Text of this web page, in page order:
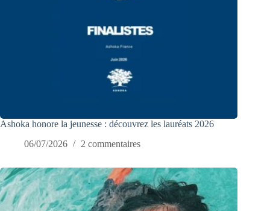
Ashoka honore la jeunesse : découvrez les lauréats 2026
06/07/2026
2 commentaires